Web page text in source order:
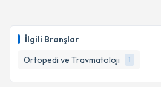
İlgili Branşlar
Ortopedi ve Travmatoloji
1
almanız için bir takvim
bilgilendireceğiz.
E-posta Adresiniz